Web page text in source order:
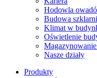
Hodowla
Budowa szklarni
Klimat w
Oświetlenie
Nasze działy
Produkty